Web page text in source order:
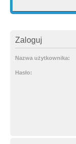
Zaloguj
Nazwa użytkownika:
Hasło: